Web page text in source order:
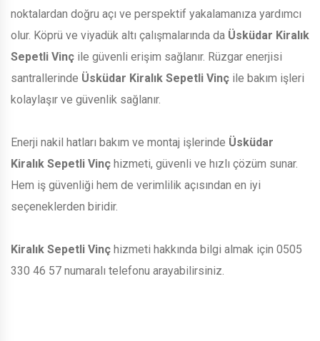
noktalardan doğru açı ve perspektif yakalamanıza yardımcı
olur. Köprü ve viyadük altı çalışmalarında da Üsküdar Kiralık
Sepetli Vinç ile güvenli erişim sağlanır. Rüzgar enerjisi
santrallerinde Üsküdar Kiralık Sepetli Vinç ile bakım işleri
kolaylaşır ve güvenlik sağlanır.
Enerji nakil hatları bakım ve montaj işlerinde Üsküdar
Kiralık Sepetli Vinç hizmeti, güvenli ve hızlı çözüm sunar.
Hem iş güvenliği hem de verimlilik açısından en iyi
seçeneklerden biridir.
Kiralık Sepetli Vinç hizmeti hakkında bilgi almak için 0505
330 46 57 numaralı telefonu arayabilirsiniz.